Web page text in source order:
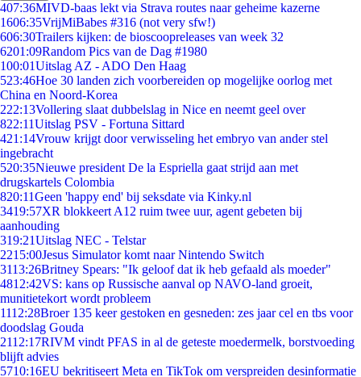
407:36MIVD-baas lekt via Strava routes naar geheime kazerne
1606:35VrijMiBabes #316 (not very sfw!)
606:30Trailers kijken: de bioscoopreleases van week 32
6201:09Random Pics van de Dag #1980
100:01Uitslag AZ - ADO Den Haag
523:46Hoe 30 landen zich voorbereiden op mogelijke oorlog met
China en Noord-Korea
222:13Vollering slaat dubbelslag in Nice en neemt geel over
822:11Uitslag PSV - Fortuna Sittard
421:14Vrouw krijgt door verwisseling het embryo van ander stel
ingebracht
520:35Nieuwe president De la Espriella gaat strijd aan met
drugskartels Colombia
820:11Geen 'happy end' bij seksdate via Kinky.nl
3419:57XR blokkeert A12 ruim twee uur, agent gebeten bij
aanhouding
319:21Uitslag NEC - Telstar
2215:00Jesus Simulator komt naar Nintendo Switch
3113:26Britney Spears: "Ik geloof dat ik heb gefaald als moeder"
4812:42VS: kans op Russische aanval op NAVO-land groeit,
munitietekort wordt probleem
1112:28Broer 135 keer gestoken en gesneden: zes jaar cel en tbs voor
doodslag Gouda
2112:17RIVM vindt PFAS in al de geteste moedermelk, borstvoeding
blijft advies
5710:16EU bekritiseert Meta en TikTok om verspreiden desinformatie